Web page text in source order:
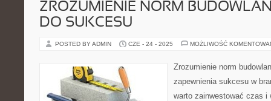
ZROZUMIENIE NORM
DO SUKCESU
POSTED BY ADMIN CZE - 24 - 2025 MOŻLIWOŚĆ
Zrozumienie norm
zapewnienia sukcesu w
warto zainwestować czas i